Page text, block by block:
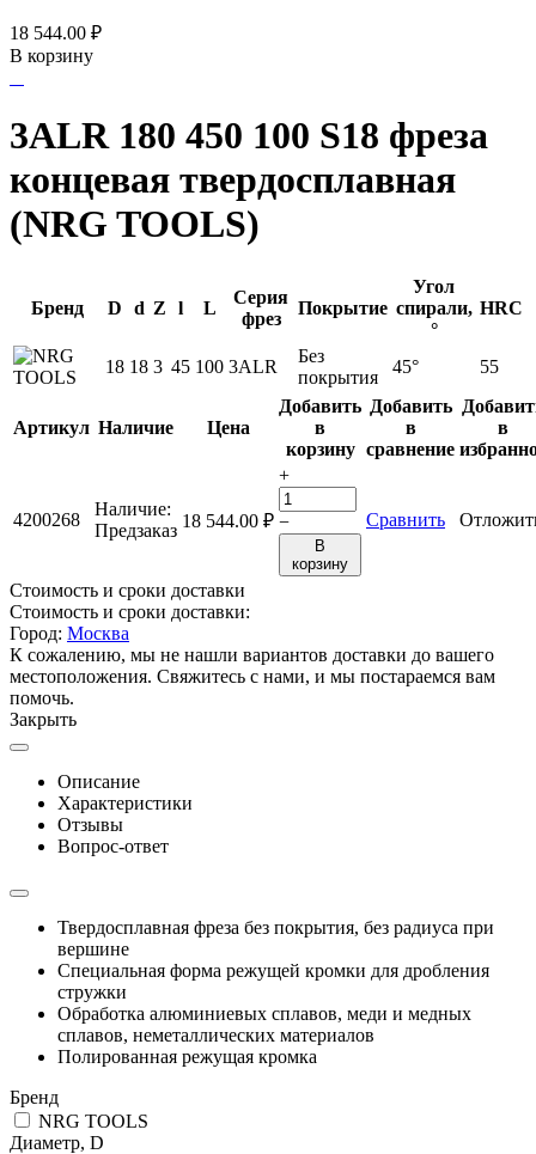
18 544.00 ₽
В корзину
3ALR 180 450 100 S18 фреза
концевая твердосплавная
(NRG TOOLS)
Бренд D d Z l L
Серия
фрез
Покрытие
Угол
спирали,
°
HRC
18 18 3 45 100 3ALR
Без
покрытия
45° 55
Артикул Наличие Цена
Добавить
в
корзину
Добавить
в
сравнение
в
4200268
Наличие:
Предзаказ 18 544.00 ₽
+
−
В
корзину
Сравнить
Стоимость и сроки доставки
Стоимость и сроки доставки:
Город: Москва
К сожалению, мы не нашли вариантов доставки до вашего
местоположения. Свяжитесь с нами, и мы постараемся вам
помочь.
Закрыть
Описание
Характеристики
Отзывы
Вопрос-ответ
Твердосплавная фреза без покрытия, без радиуса при
вершине
Специальная форма режущей кромки для дробления
стружки
Обработка алюминиевых сплавов, меди и медных
сплавов, неметаллических материалов
Полированная режущая кромка
Бренд
NRG TOOLS
Диаметр, D